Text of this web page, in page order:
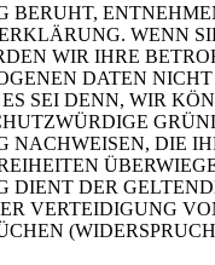
BERUHT,
WENN
WIR IHRE
DATEN
SEI DENN, WIR
NACHWEISEN, DIE
DIENT DER
VERTEIDIGUNG